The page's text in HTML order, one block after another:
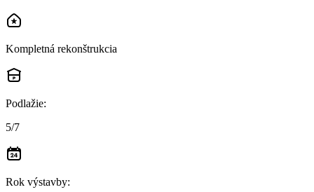
Kompletná rekonštrukcia
Podlažie:
5/7
Rok výstavby: